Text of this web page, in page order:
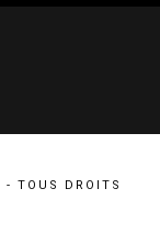
- TOUS DROITS